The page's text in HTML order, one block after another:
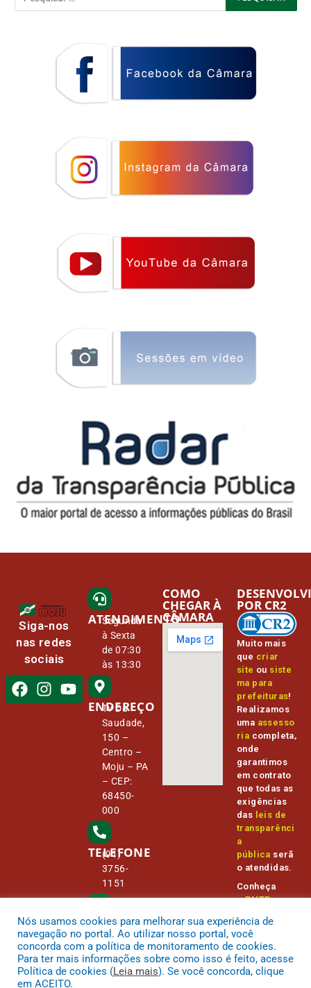
Siga-nos
nas redes
sociais
ATENDIMENTO
Segunda
à Sexta
de 07:30
às 13:30
ENDEREÇO
Tv Da
Saudade,
150 –
Centro –
Moju – PA
– CEP:
68450-
000
TELEFONE
(91)
3756-
1151
E-MAIL
camara@
cmmoju.p
a.gov.br
COMO
CHEGAR À
CÂMARA
Muito mais
que criar
site ou siste
ma para
prefeituras!
Realizamos
uma assesso
ria completa,
onde
garantimos
em contrato
que todas as
exigências
das leis de
transparênci
a
pública serã
o atendidas.
Conheça
oPNTPe
Transparênc
ia Pública
POR CR2
Nós usamos cookies para melhorar sua experiência de
navegação no portal. Ao utilizar nosso portal, você
concorda com a política de monitoramento de cookies.
Para ter mais informações sobre como isso é feito, acesse
Política de cookies (Leia mais). Se você concorda, clique
em ACEITO.